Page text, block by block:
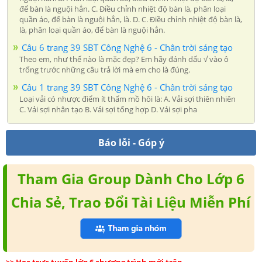
để bàn là nguội hẳn. C. Điều chỉnh nhiệt độ bàn là, phân loại
quần áo, để bàn là nguội hẳn, là. D. C. Điều chỉnh nhiệt độ bàn là,
là, phân loại quần áo, để bàn là nguội hẳn.
Câu 6 trang 39 SBT Công Nghệ 6 - Chân trời sáng tạo
Theo em, như thế nào là mặc đẹp? Em hãy đánh dấu √ vào ô
trống trước những câu trả lời mà em cho là đúng.
Câu 1 trang 39 SBT Công Nghệ 6 - Chân trời sáng tạo
Loại vải có nhược điểm ít thấm mồ hôi là: A. Vải sợi thiên nhiên
C. Vải sợi nhân tạo B. Vải sợi tổng hợp D. Vải sợi pha
Báo lỗi - Góp ý
Tham Gia Group Dành Cho Lớp 6
Chia Sẻ, Trao Đổi Tài Liệu Miễn Phí